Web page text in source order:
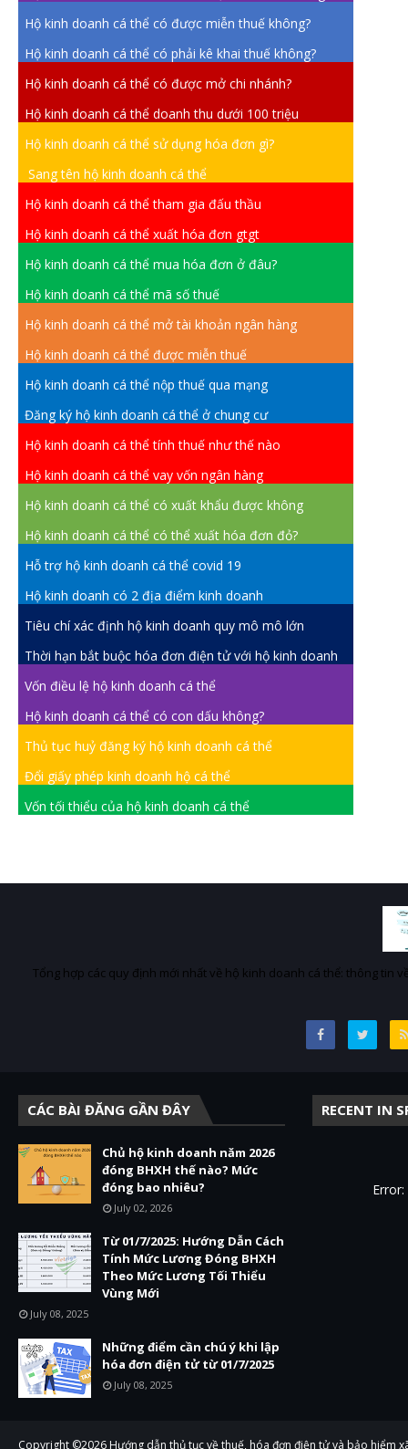
Hộ kinh doanh cá thể có được miễn thuế không?
Hộ kinh doanh cá thể có phải kê khai thuế không?
Hộ kinh doanh cá thể có được mở chi nhánh?
Hộ kinh doanh cá thể doanh thu dưới 100 triệu
Hộ kinh doanh cá thể sử dụng hóa đơn gì?
Sang tên hộ kinh doanh cá thể
Hộ kinh doanh cá thể tham gia đấu thầu
Hộ kinh doanh cá thể xuất hóa đơn gtgt
Hộ kinh doanh cá thể mua hóa đơn ở đâu?
Hộ kinh doanh cá thể mã số thuế
Hộ kinh doanh cá thể mở tài khoản ngân hàng
Hộ kinh doanh cá thể được miễn thuế
Hộ kinh doanh cá thể nộp thuế qua mạng
Đăng ký hộ kinh doanh cá thể ở chung cư
Hộ kinh doanh cá thể tính thuế như thế nào
Hộ kinh doanh cá thể vay vốn ngân hàng
Hộ kinh doanh cá thể có xuất khẩu được không
Hộ kinh doanh cá thể có thể xuất hóa đơn đỏ?
Hỗ trợ hộ kinh doanh cá thể covid 19
Hộ kinh doanh có 2 địa điểm kinh doanh
Tiêu chí xác định hộ kinh doanh quy mô mô lớn
Thời hạn bắt buộc hóa đơn điện tử với hộ kinh doanh
Vốn điều lệ hộ kinh doanh cá thể
Hộ kinh doanh cá thể có con dấu không?
Thủ tục huỷ đăng ký hộ kinh doanh cá thể
Đổi giấy phép kinh doanh hộ cá thể
Vốn tối thiểu của hộ kinh doanh cá thể
Tổng hợp các quy định mới nhất về hộ kinh doanh cá thể: thông tin
CÁC BÀI ĐĂNG GẦN ĐÂY
Chủ hộ kinh doanh năm 2026
đóng BHXH thế nào? Mức
đóng bao nhiêu?
July 02, 2026
Từ 01/7/2025: Hướng Dẫn Cách
Tính Mức Lương Đóng BHXH
Theo Mức Lương Tối Thiểu
Vùng Mới
July 08, 2025
Những điểm cần chú ý khi lập
hóa đơn điện tử từ 01/7/2025
July 08, 2025
RECENT IN
Copyright ©2026 Hướng dẫn thủ tục về thuế, hóa đơn điện tử và bảo hiểm